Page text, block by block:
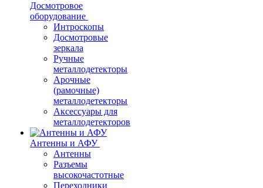
Досмотровое
оборудование
Интроскопы
Досмотровые
зеркала
Ручные
металлодетекторы
Арочные
(рамочные)
металлодетекторы
Аксессуары для
металлодетекторов
Антенны и АФУ
Антенны
Разъемы
высокочастотные
Переходники